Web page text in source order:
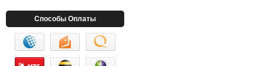
Способы Оплаты